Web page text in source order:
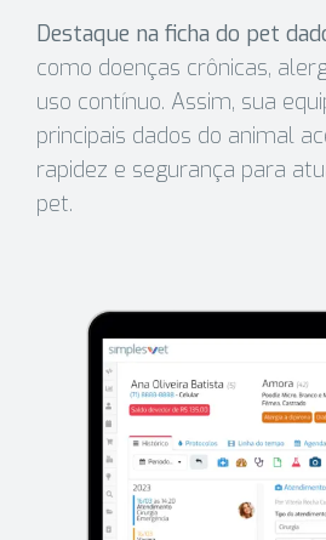
Destaque na ficha do pet
como doenças crônicas,
uso contínuo. Assim, sua
principais dados do animal
rapidez e segurança para
pet.